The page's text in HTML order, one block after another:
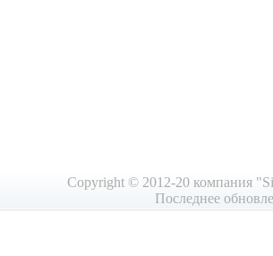
Copyright © 2012-20 компания
Последнее